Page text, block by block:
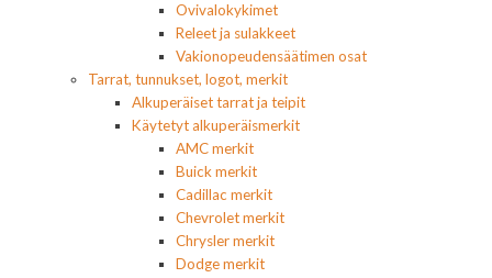
Ovivalokykimet
Releet ja sulakkeet
Vakionopeudensäätimen osat
Tarrat, tunnukset, logot, merkit
Alkuperäiset tarrat ja teipit
Käytetyt alkuperäismerkit
AMC merkit
Buick merkit
Cadillac merkit
Chevrolet merkit
Chrysler merkit
Dodge merkit